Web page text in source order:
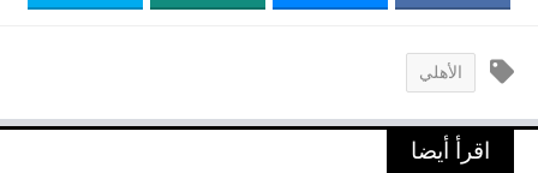
الأهلي
اقرأ أيضا